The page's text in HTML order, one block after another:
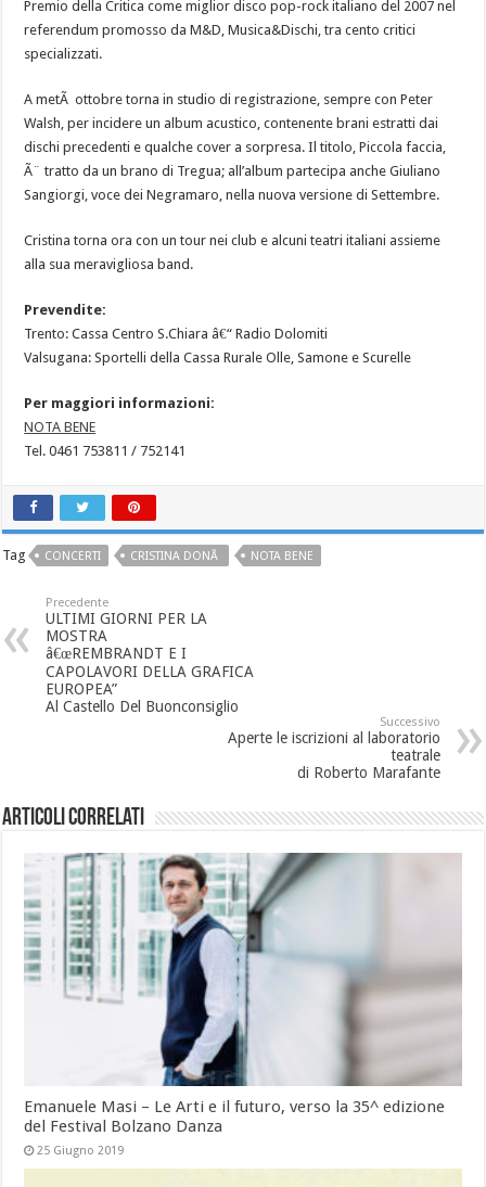
Premio della Critica come miglior disco pop-rock italiano del 2007 nel
referendum promosso da M&D, Musica&Dischi, tra cento critici
specializzati.
A metÃ ottobre torna in studio di registrazione, sempre con Peter
Walsh, per incidere un album acustico, contenente brani estratti dai
dischi precedenti e qualche cover a sorpresa. Il titolo, Piccola faccia,
Ã¨ tratto da un brano di Tregua; all’album partecipa anche Giuliano
Sangiorgi, voce dei Negramaro, nella nuova versione di Settembre.
Cristina torna ora con un tour nei club e alcuni teatri italiani assieme
alla sua meravigliosa band.
Prevendite:
Trento: Cassa Centro S.Chiara â€“ Radio Dolomiti
Valsugana: Sportelli della Cassa Rurale Olle, Samone e Scurelle
Per maggiori informazioni:
NOTA BENE
Tel. 0461 753811 / 752141
Tag CONCERTI CRISTINA DONÃ NOTA BENE
Precedente
ULTIMI GIORNI PER LA
MOSTRA
â€œREMBRANDT E I
CAPOLAVORI DELLA GRAFICA
EUROPEA”
Al Castello Del Buonconsiglio
Successivo
Aperte le iscrizioni al laboratorio
teatrale
di Roberto Marafante
Articoli correlati
Emanuele Masi – Le Arti e il futuro, verso la 35^ edizione
del Festival Bolzano Danza
25 Giugno 2019